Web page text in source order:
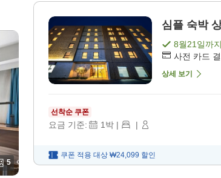
5
심플 숙박
8월21일까
사전 카드
상세 보기
선착순 쿠폰
요금 기준: 1 박 | |
쿠폰 적용 대상 ₩24,099 할인